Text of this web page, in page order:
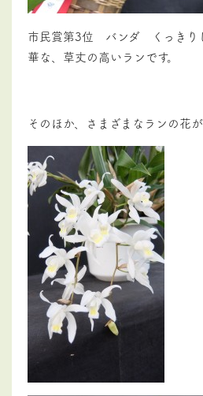
市民賞第3位 バンダ くっきり
華な、草丈の高いランです。
そのほか、さまざまなランの花が